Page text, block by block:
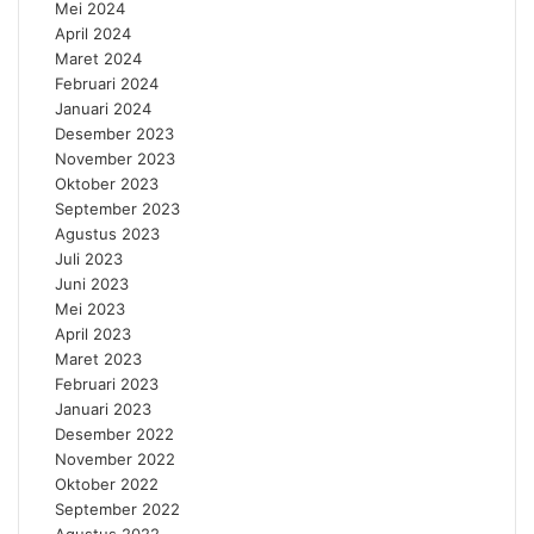
Mei 2024
April 2024
Maret 2024
Februari 2024
Januari 2024
Desember 2023
November 2023
Oktober 2023
September 2023
Agustus 2023
Juli 2023
Juni 2023
Mei 2023
April 2023
Maret 2023
Februari 2023
Januari 2023
Desember 2022
November 2022
Oktober 2022
September 2022